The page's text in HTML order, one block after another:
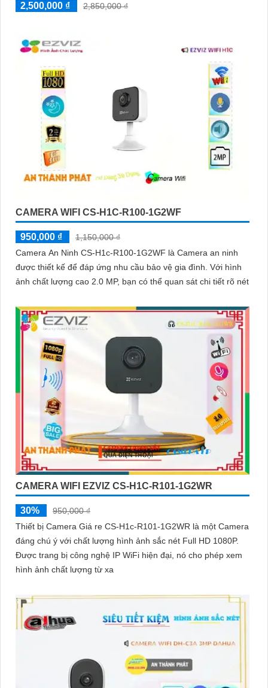
2,500,000 ₫ 2,850,000 ₫
CAMERA WIFI CS-H1C-R100-1G2WF
950,000 ₫
1,150,000 ₫
Camera An Ninh CS-H1c-R100-1G2WF là Camera an ninh
được thiết kế để đáp ứng nhu cầu bảo vệ gia đình. Với hình
ảnh chất lượng cao 2.0 MP, bạn có thể quan sát chi tiết rõ nét
CAMERA WIFI EZVIZ CS-H1C-R101-1G2WR
30%
950,000 ₫
Thiết bị Camera Giá re CS-H1c-R101-1G2WR là một Camera
đáng chú ý với chất lượng hình ảnh sắc nét Full HD 1080P.
Được trang bị công nghệ IP WiFi hiện đại, nó cho phép xem
hình ảnh chất lượng từ xa